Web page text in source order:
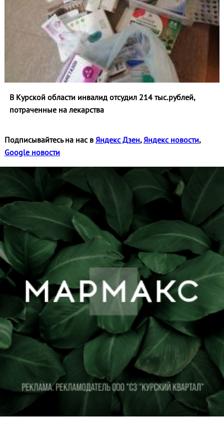
В Курской области инвалид отсудил 214 тыс.рублей,
потраченные на лекарства
Подписывайтесь на нас в Яндекс Дзен, Яндекс новости,
Google новости